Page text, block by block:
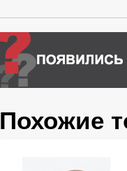
Похожие